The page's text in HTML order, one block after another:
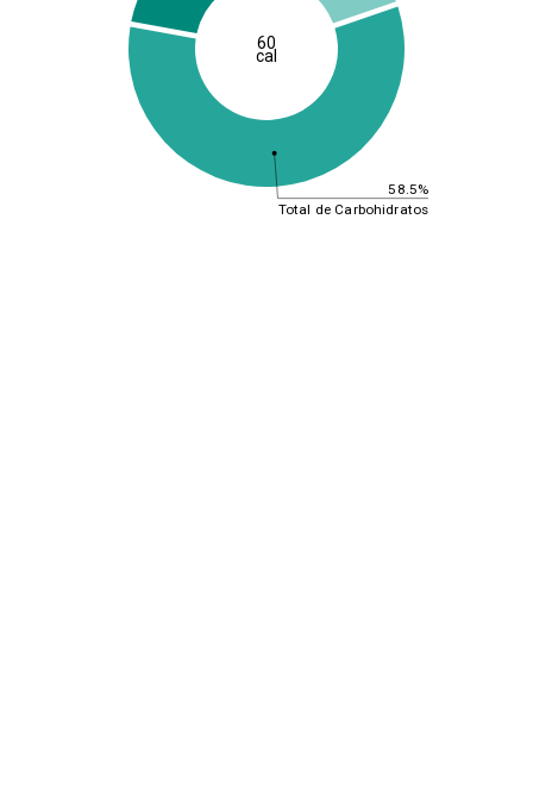
58.5%
Total de Carbohidratos
60
cal